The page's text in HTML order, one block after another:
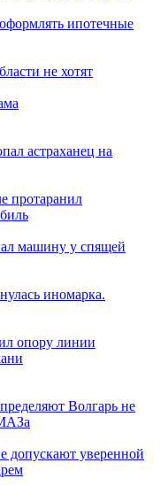
ипотечные
не хотят
астраханец на
протаранил
машину у спящей
иномарка.
опору линии
Волгарь не
допускают уверенной